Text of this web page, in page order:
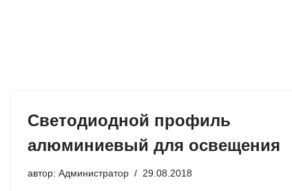
Светодиодной профиль
алюминиевый для освещения
автор: Администратор 29.08.2018